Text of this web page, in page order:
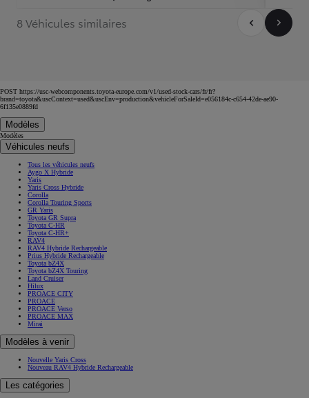
8 Véhicules similaires
POST https://usc-webcomponents.toyota-europe.com/v1/used-stock-cars/fr/fr?
brand=toyota&uscContext=used&uscEnv=production&vehicleForSaleId=e056184c-c654-42de-ae90-
6f135e0889fd
Modèles
Modèles
Véhicules neufs
Tous les véhicules neufs
Aygo X Hybride
Yaris
Yaris Cross Hybride
Corolla
Corolla Touring Sports
GR Yaris
Toyota GR Supra
Toyota C-HR
Toyota C-HR+
RAV4
RAV4 Hybride Rechargeable
Prius Hybride Rechargeable
Toyota bZ4X
Toyota bZ4X Touring
Land Cruiser
Hilux
PROACE CITY
PROACE
PROACE Verso
PROACE MAX
Mirai
Modèles à venir
Nouvelle Yaris Cross
Nouveau RAV4 Hybride Rechargeable
Les catégories